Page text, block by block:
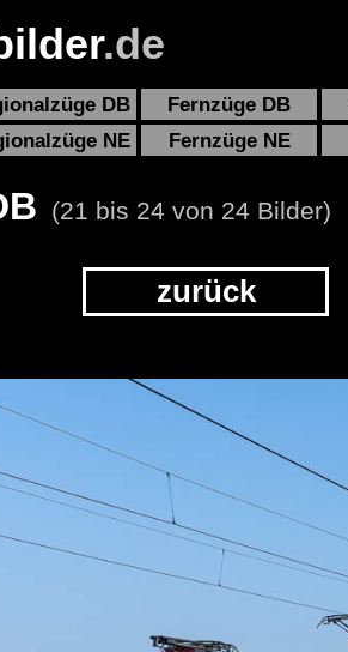
.de
DB Fernzüge DB
NE Fernzüge NE
(21 bis 24 von 24 Bilder)
zurück